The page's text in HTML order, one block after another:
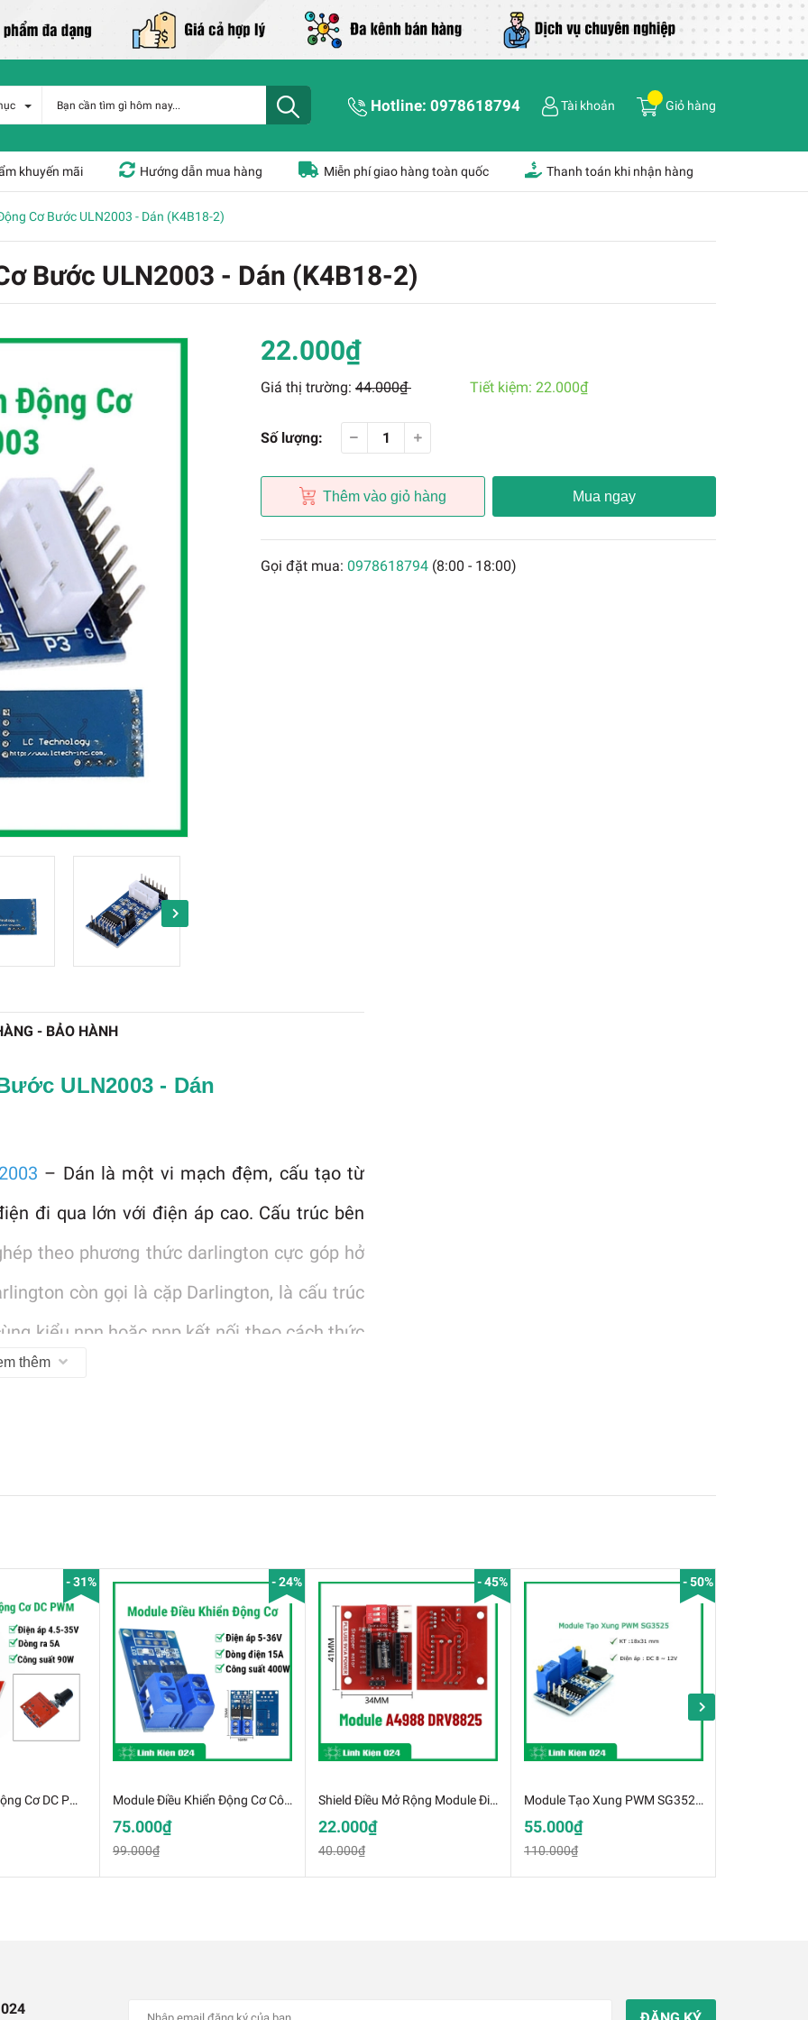
Hotline: 0978618794 Tài khoản Giỏ hàng
khuyến mãi Hướng dẫn mua hàng Miễn phí giao hàng toàn quốc Thanh toán khi nhận hàng
Cơ Bước ULN2003 - Dán (K4B18-2)
Bước ULN2003 - Dán (K4B18-2)
22.000₫
Giá thị trường: 44.000₫ Tiết kiệm: 22.000₫
Số lượng:
Thêm vào giỏ hàng Mua ngay
Gọi đặt mua: 0978618794 (8:00 - 18:00)
- BẢO HÀNH
ULN2003 - Dán
– Dán là một vi mạch đệm, cấu tạo từ
đi qua lớn với điện áp cao. Cấu trúc bên
theo phương thức darlington cực góp hở
còn gọi là cặp Darlington, là cấu trúc
kiểu npn hoặc pnp kết nối theo cách thức
khuếch đại thêm bởi transistor thứ hai.)
mạch đệm, sử dụng trong các mạch
: In
28BYJ-48
động cơ
thêm
- 31%
Mạch Điều Tốc Động Cơ DC PWM 5A 4.5V-35V Dùng Điều Khiển Tốc Độ Moto Chỉnh Độ Sáng Đèn Led
- 24%
Module Điều Khiển Động Cơ Công Suất Cao 15A-400W MOS Hiệu Ứng Trường
75.000₫
99.000₫
- 45%
Shield Điều Mở Rộng Module Điều Khiển Động Cơ Bước A4988 DRV8825
22.000₫
40.000₫
- 50%
Module Tạo Xung PWM SG3525 (K4A9)
55.000₫
110.000₫